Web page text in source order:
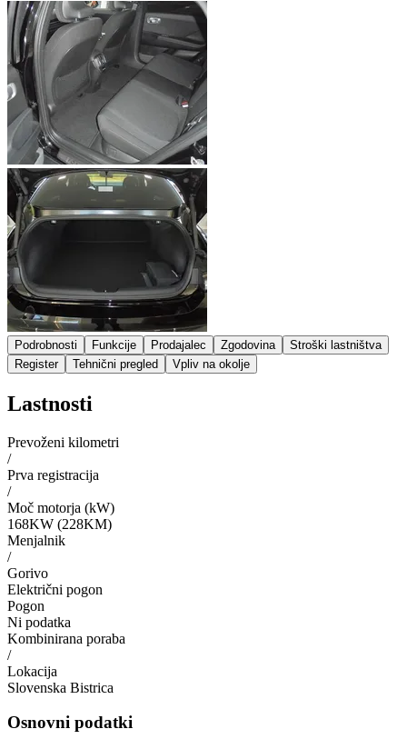
Podrobnosti Funkcije Prodajalec Zgodovina
Stroški lastništva
Register
Tehnični pregled Vpliv na okolje
Lastnosti
Prevoženi kilometri
/
Prva registracija
/
Moč motorja (kW)
168KW (228KM)
Menjalnik
/
Gorivo
Električni pogon
Pogon
Ni podatka
Kombinirana poraba
/
Lokacija
Slovenska Bistrica
Osnovni podatki